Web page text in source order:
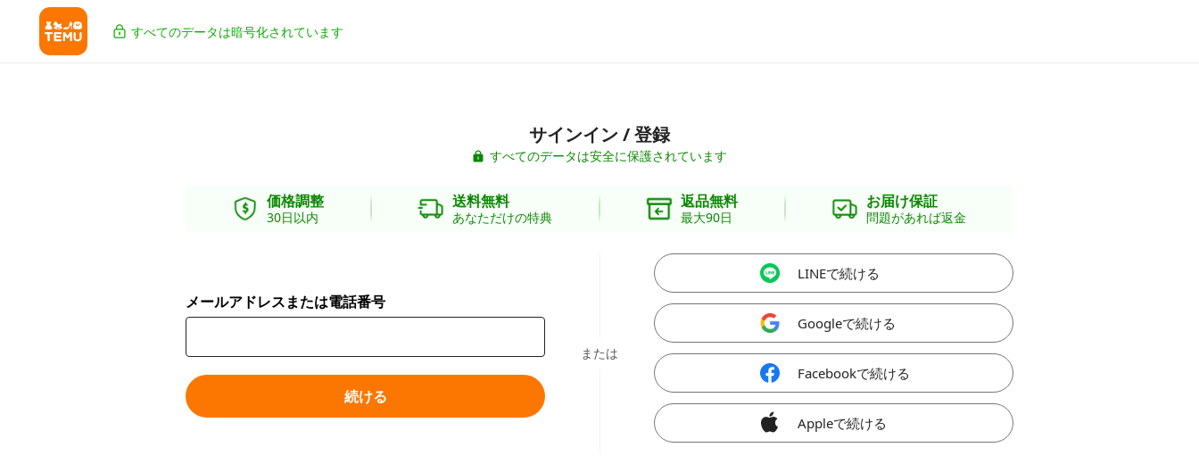
すべてのデータは暗号化されています
サインイン / 登録
すべてのデータは安全に保護されています
価格調整
30日以内
送料無料
あなただけの特典
返品無料
最大90日
お届け保証
問題があれば返金
メールアドレスまたは電話番号
続ける
または
LINEで続ける
Googleで続ける
Facebookで続ける
Appleで続ける